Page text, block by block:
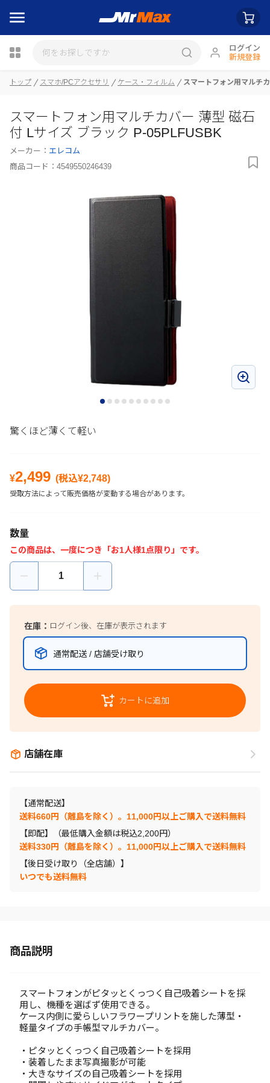
ログイン
新規登録
瓶詰
トップ スマホ/PCアクセサリ ケース・フィルム スマートフォン用マルチ
スマートフォン用マルチカバー 薄型 磁石
付 Lサイズ ブラック P-05PLFUSBK
メーカー： エレコム
商品コード： 4549550246439
驚くほど薄くて軽い
¥2,499 (税込¥2,748)
受取方法によって販売価格が変動する場合があります。
数量
この商品は、一度につき「お1人様1点限り」です。
在庫： ログイン後、在庫が表示されます
通常配送 / 店舗受け取り
カートに追加
店舗在庫
【通常配送】
送料660円（離島を除く）。11,000円以上ご購入で送料無料
【即配】（最低購入金額は税込2,200円）
送料330円（離島を除く）。11,000円以上ご購入で送料無料
【後日受け取り（全店舗）】
いつでも送料無料
商品説明
スマートフォンがピタッとくっつく自己吸着シートを採
用し、機種を選ばず使用できる。
ケース内側に愛らしいフラワープリントを施した薄型・
軽量タイプの手帳型マルチカバー。
・ピタッとくっつく自己吸着シートを採用
・装着したまま写真撮影が可能
・大きなサイズの自己吸着シートを採用